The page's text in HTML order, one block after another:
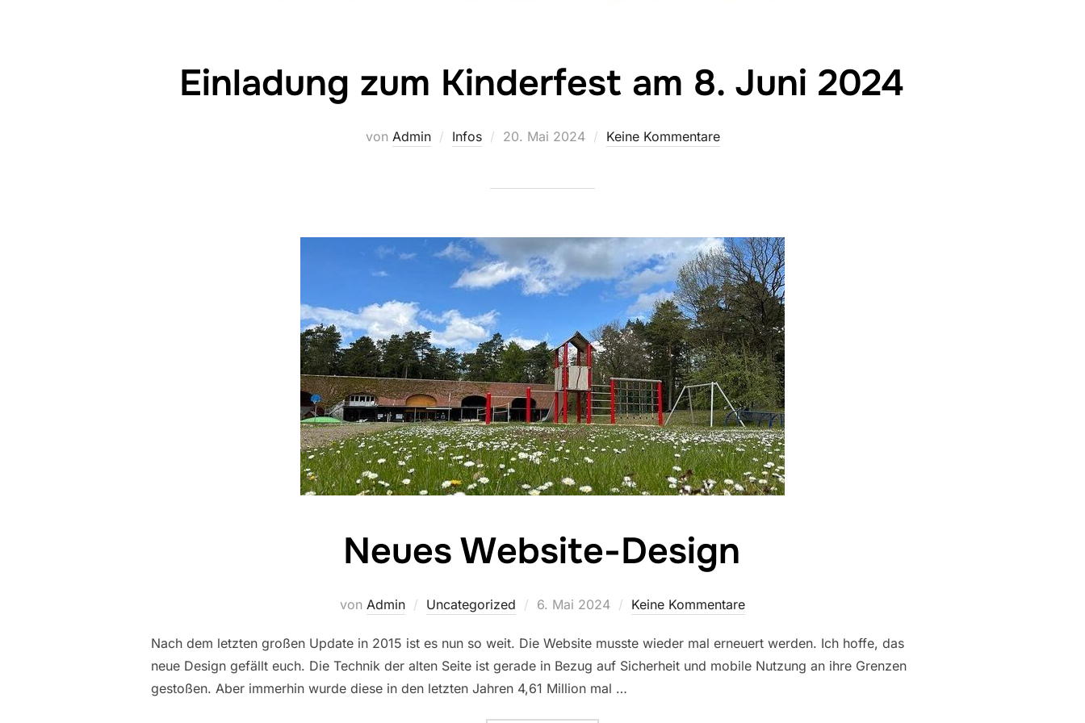
Einladung zum Kinderfest am 8. Juni 2024
von Admin Infos
Veröffentlicht
20. Mai 2024 Keine Kommentare
Neues Website-Design
von Admin Uncategorized
Veröffentlicht
6. Mai 2024 Keine Kommentare
Nach dem letzten großen Update in 2015 ist es nun so weit. Die Website musste wieder mal erneuert werden. Ich hoffe, das
neue Design gefällt euch. Die Technik der alten Seite ist gerade in Bezug auf Sicherheit und mobile Nutzung an ihre Grenzen
gestoßen. Aber immerhin wurde diese in den letzten Jahren 4,61 Million mal …